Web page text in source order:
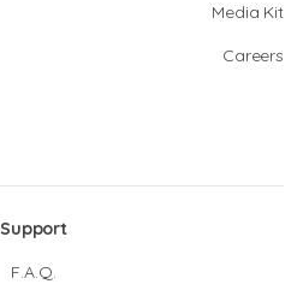
Media Kit
Careers
Support
F.A.Q.